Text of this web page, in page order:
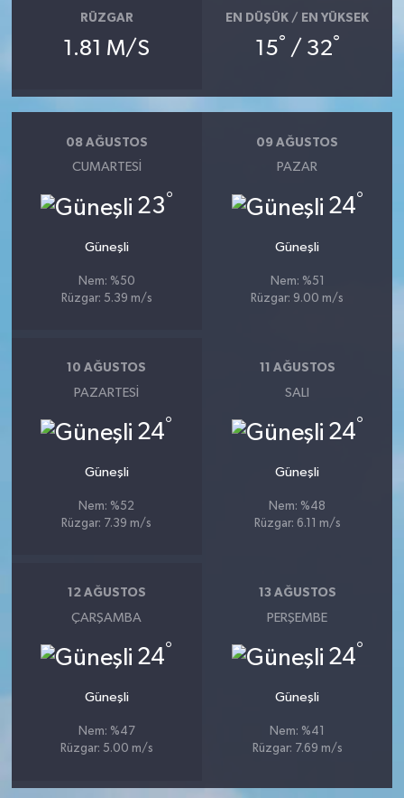
RÜZGAR
1.81 M/S
EN DÜŞÜK / EN YÜKSEK
15° / 32°
08 AĞUSTOS
CUMARTESI
23°
Güneşli
Nem: %50
Rüzgar: 5.39 m/s
09 AĞUSTOS
PAZAR
24°
Güneşli
Nem: %51
Rüzgar: 9.00 m/s
10 AĞUSTOS
PAZARTESI
24°
Güneşli
Nem: %52
Rüzgar: 7.39 m/s
11 AĞUSTOS
SALI
24°
Güneşli
Nem: %48
Rüzgar: 6.11 m/s
12 AĞUSTOS
ÇARŞAMBA
24°
Güneşli
Nem: %47
Rüzgar: 5.00 m/s
13 AĞUSTOS
PERŞEMBE
24°
Güneşli
Nem: %41
Rüzgar: 7.69 m/s